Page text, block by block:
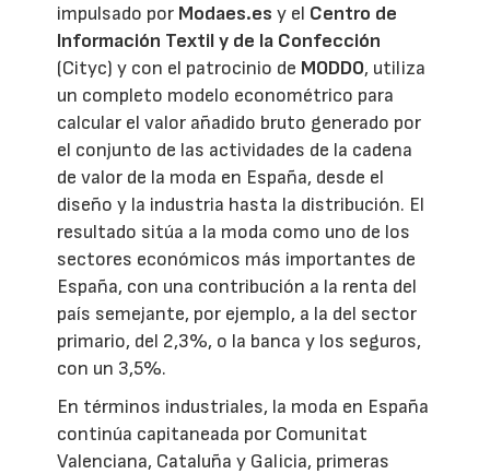
impulsado por Modaes.es y el Centro de
Información Textil y de la Confección
(Cityc) y con el patrocinio de MODDO, utiliza
un completo modelo econométrico para
calcular el valor añadido bruto generado por
el conjunto de las actividades de la cadena
de valor de la moda en España, desde el
diseño y la industria hasta la distribución. El
resultado sitúa a la moda como uno de los
sectores económicos más importantes de
España, con una contribución a la renta del
país semejante, por ejemplo, a la del sector
primario, del 2,3%, o la banca y los seguros,
con un 3,5%.
En términos industriales, la moda en España
continúa capitaneada por Comunitat
Valenciana, Cataluña y Galicia, primeras